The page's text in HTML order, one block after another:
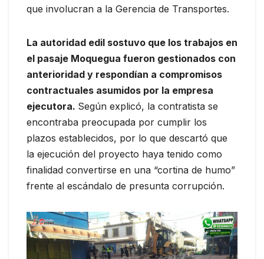
que involucran a la Gerencia de Transportes.
La autoridad edil sostuvo que los trabajos en
el pasaje Moquegua fueron gestionados con
anterioridad y respondían a compromisos
contractuales asumidos por la empresa
ejecutora. Según explicó, la contratista se
encontraba preocupada por cumplir los
plazos establecidos, por lo que descartó que
la ejecución del proyecto haya tenido como
finalidad convertirse en una “cortina de humo”
frente al escándalo de presunta corrupción.